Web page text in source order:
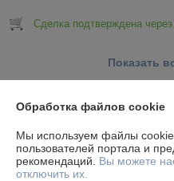
Сделка подтверждена через
Показать
О нас
Контакты
Обработка файлов cookie
Мы используем файлы
пользователей портала и
рекомендаций. Вы можете
отключить их.